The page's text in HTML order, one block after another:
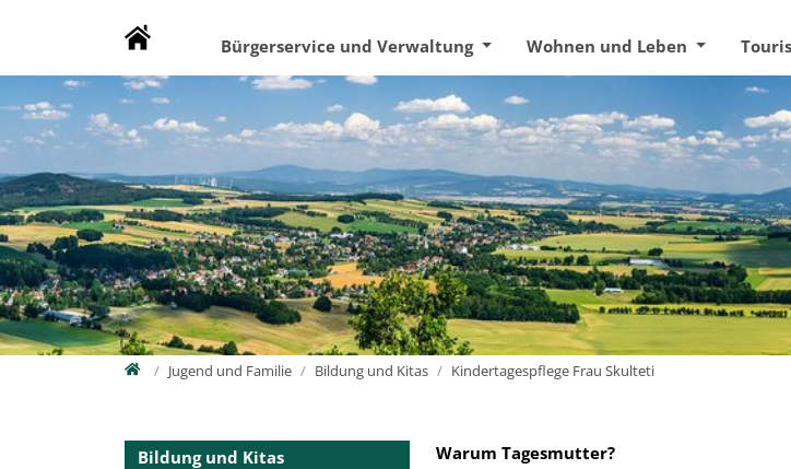
Bürgerservice und Verwaltung
Wohnen und Leben
HomeJugend und Familie Bildung und Kitas Kindertagespflege Frau Skulteti
Warum Tagesmutter?
Bildung und Kitas